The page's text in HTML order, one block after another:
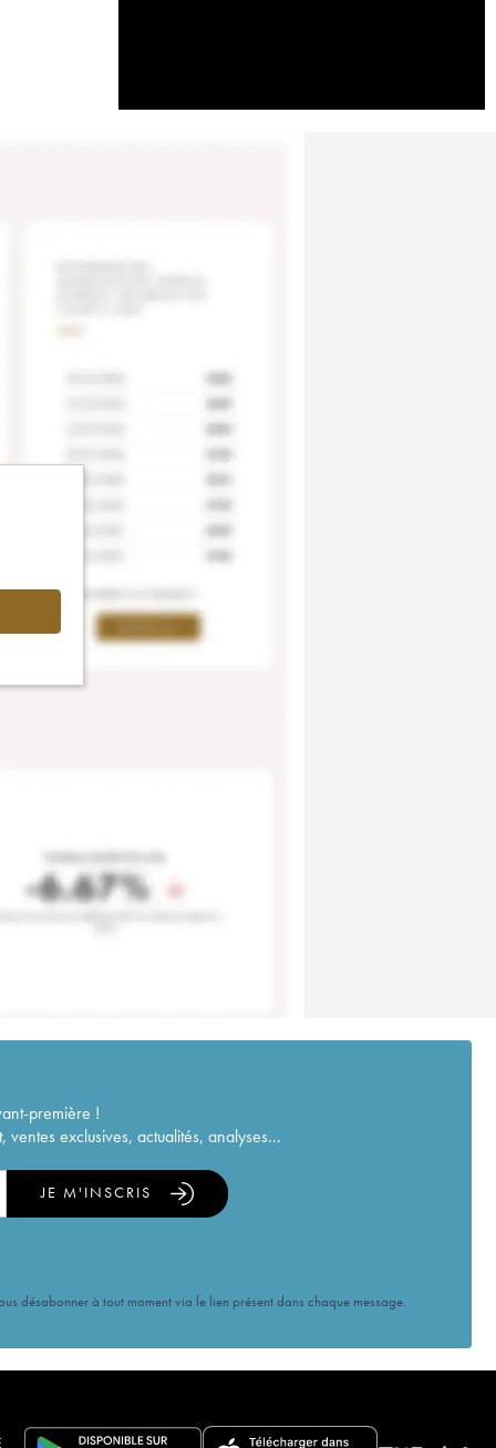
première !
exclusives, actualités, analyses...
JE M'INSCRIS
désabonner à tout moment via le lien présent dans chaque message.